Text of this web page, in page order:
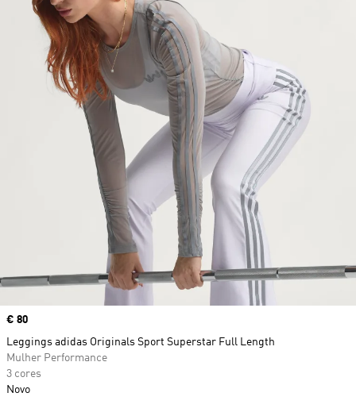
Price
€ 80
Leggings adidas Originals Sport Superstar Full Length
Mulher Performance
3 cores
Novo